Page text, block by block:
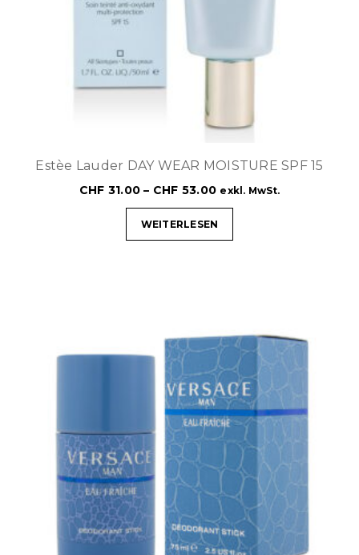
Estèe Lauder DAY WEAR MOISTURE SPF 15
CHF 31.00 – CHF 53.00 exkl. MwSt.
WEITERLESEN